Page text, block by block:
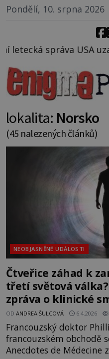
Pondělí, 10. srpna 2026
vzdušný prostor
lokalita: Norsko
(45 nalezených článků)
NEOBJASNĚNÉ UDÁLOSTI
Čtveřice záhad k
třetí světová
zpráva o klinické
OD ANDREA ŠULCOVÁ 6.4.2026
Francouzský doktor
francouzském obchodě
Anecdotes de Médecine